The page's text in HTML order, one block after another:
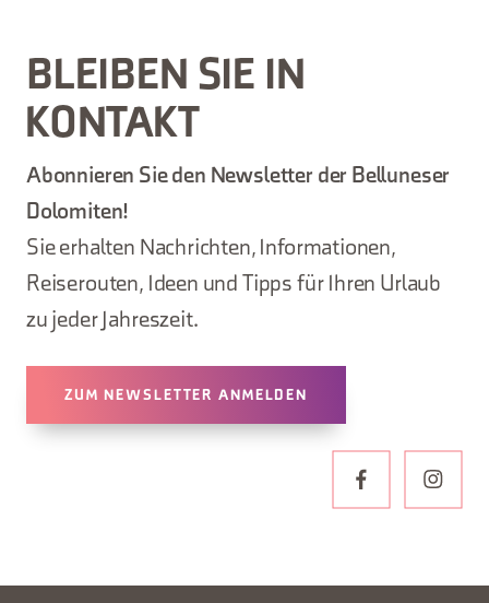
BLEIBEN SIE IN
KONTAKT
Abonnieren Sie den Newsletter der Belluneser
Dolomiten!
Sie erhalten Nachrichten, Informationen,
Reiserouten, Ideen und Tipps für Ihren Urlaub
zu jeder Jahreszeit.
ZUM NEWSLETTER ANMELDEN